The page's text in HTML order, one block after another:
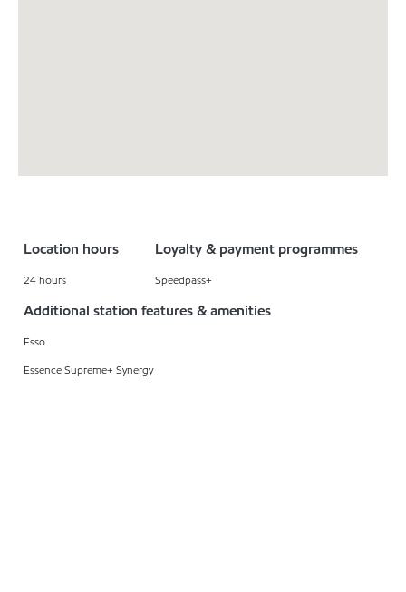
Location hours
24 hours
Loyalty & payment programmes
Speedpass+
Additional station features & amenities
Esso
Essence Supreme+ Synergy